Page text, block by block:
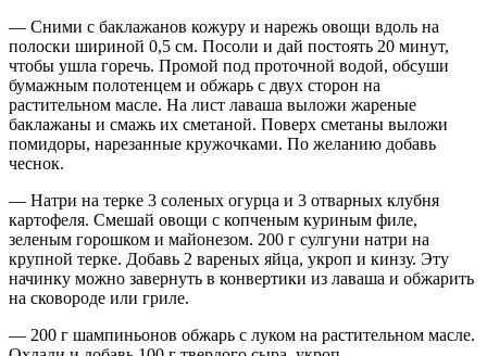
— Сними с баклажанов кожуру и нарежь овощи вдоль на
полоски шириной 0,5 см. Посоли и дай постоять 20 минут,
чтобы ушла горечь. Промой под проточной водой, обсуши
бумажным полотенцем и обжарь с двух сторон на
растительном масле. На лист лаваша выложи жареные
баклажаны и смажь их сметаной. Поверх сметаны выложи
помидоры, нарезанные кружочками. По желанию добавь
чеснок.
— Натри на терке 3 соленых огурца и 3 отварных клубня
картофеля. Смешай овощи с копченым куриным филе,
зеленым горошком и майонезом. 200 г сулгуни натри на
крупной терке. Добавь 2 вареных яйца, укроп и кинзу. Эту
начинку можно завернуть в конвертики из лаваша и обжарить
на сковороде или гриле.
— 200 г шампиньонов обжарь с луком на растительном масле.